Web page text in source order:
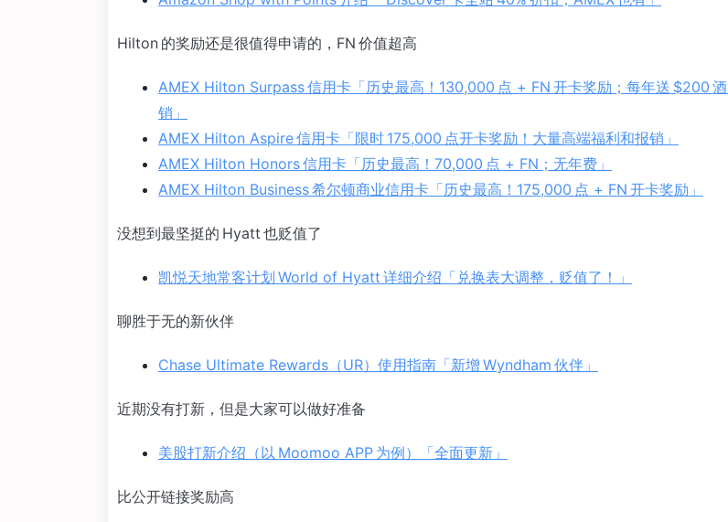
Hilton 的奖励还是很值得申请的，FN 价值超高
AMEX Hilton Surpass 信用卡「历史最高！130,000 点 + FN 开卡奖励；每年送 $200
销」
AMEX Hilton Aspire 信用卡「限时 175,000 点开卡奖励！大量高端福利和报销」
AMEX Hilton Honors 信用卡「历史最高！70,000 点 + FN；无年费」
AMEX Hilton Business 希尔顿商业信用卡「历史最高！175,000 点 + FN 开卡奖励」
没想到最坚挺的 Hyatt 也贬值了
凯悦天地常客计划 World of Hyatt 详细介绍「兑换表大调整，贬值了！」
聊胜于无的新伙伴
Chase Ultimate Rewards（UR）使用指南「新增 Wyndham 伙伴」
近期没有打新，但是大家可以做好准备
美股打新介绍（以 Moomoo APP 为例）「全面更新」
比公开链接奖励高